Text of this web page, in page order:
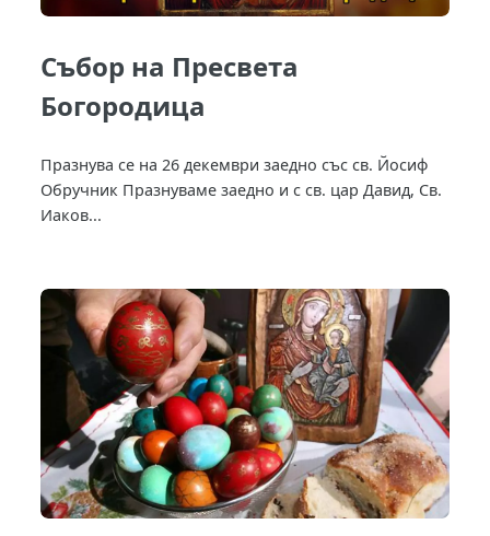
Събор на Пресвета
Богородица
Празнува се на 26 декември заедно със св. Йосиф
Обручник Празнуваме заедно и с св. цар Давид, Св.
Иаков...